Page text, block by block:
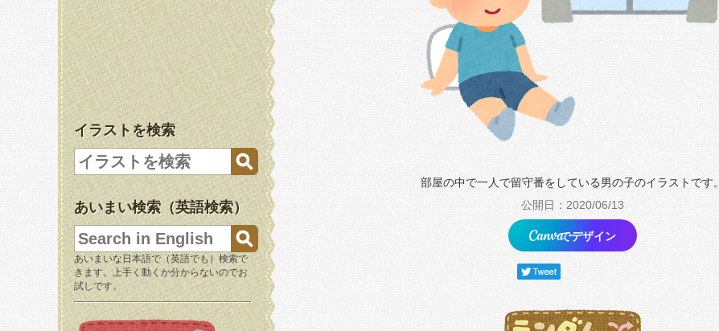
イラストを検索
あいまい検索（英語検索）
あいまいな日本語で（英語でも）検索で
きます。上手く動くか分からないのでお
試しです。
部屋の中で一人で留守番をしている男の子のイラストです。
公開日：2020/06/13
でデザイン